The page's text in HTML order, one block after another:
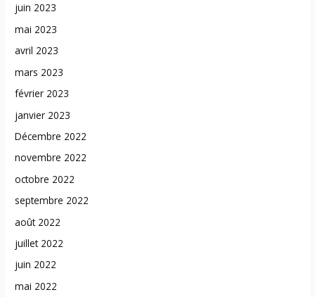
juin 2023
mai 2023
avril 2023
mars 2023
février 2023
janvier 2023
Décembre 2022
novembre 2022
octobre 2022
septembre 2022
août 2022
juillet 2022
juin 2022
mai 2022